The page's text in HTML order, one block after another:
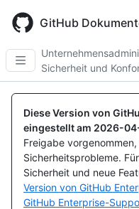
main
content
GitHub
Sicherheit und
Diese Version von
eingestellt am 2026-
Freigabe
Sicherheitsprobleme.
Sicherheit und neue
Version von GitHub
GitHub Enterprise-